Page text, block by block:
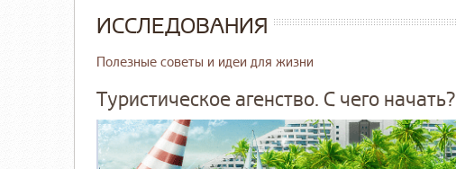
ИССЛЕДОВАНИЯ
Полезные советы и идеи для жизни
Туристическое агенство. С чего начать?